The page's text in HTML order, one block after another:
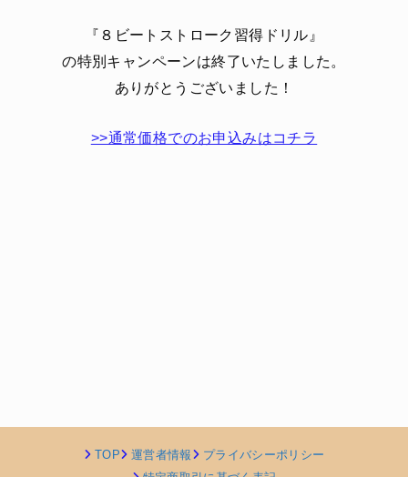
『８ビートストローク習得ドリル』
の特別キャンペーンは終了いたしました。
ありがとうございました！
>>通常価格でのお申込みはコチラ
TOP 運営者情報
プライバシーポリシー